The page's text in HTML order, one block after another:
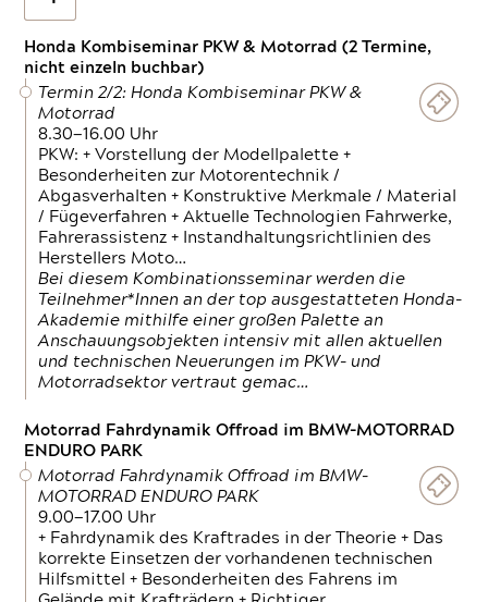
Honda Kombiseminar PKW & Motorrad (2 Termine,
nicht einzeln buchbar)
Termin 2/2: Honda Kombiseminar PKW &
Motorrad
8.30—16.00 Uhr
PKW: + Vorstellung der Modellpalette +
Besonderheiten zur Motorentechnik /
Abgasverhalten + Konstruktive Merkmale / Material
/ Fügeverfahren + Aktuelle Technologien Fahrwerke,
Fahrerassistenz + Instandhaltungsrichtlinien des
Herstellers Moto…
Bei diesem Kombinationsseminar werden die
Teilnehmer*Innen an der top ausgestatteten Honda-
Akademie mithilfe einer großen Palette an
Anschauungsobjekten intensiv mit allen aktuellen
und technischen Neuerungen im PKW- und
Motorradsektor vertraut gemac…
Motorrad Fahrdynamik Offroad im BMW-MOTORRAD
ENDURO PARK
Motorrad Fahrdynamik Offroad im BMW-
MOTORRAD ENDURO PARK
9.00—17.00 Uhr
+ Fahrdynamik des Kraftrades in der Theorie + Das
korrekte Einsetzen der vorhandenen technischen
Hilfsmittel + Besonderheiten des Fahrens im